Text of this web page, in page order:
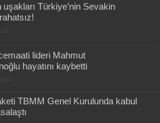
Türkiye’nin Sevakin
lideri Mahmut
hayatını kaybetti
TBMM Genel Kurulunda kabul